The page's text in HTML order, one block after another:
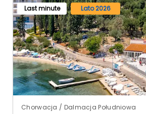
Last minute Lato 2026
Chorwacja / Dalmacja Południowa